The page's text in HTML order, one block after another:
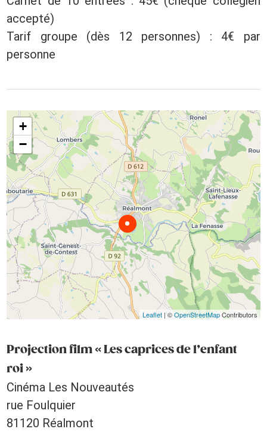
accepté)
Tarif groupe (dès 12 personnes) : 4€ par
personne
+
−
Leaflet| ©OpenStreetMapContributors
Projection film « Les caprices de l’enfant
roi »
Cinéma Les Nouveautés
rue Foulquier
81120 Réalmont